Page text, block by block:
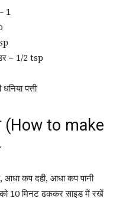
1
– 1/2 tsp
पत्ती
(How to make
कप दही, आधा कप पानी
10 मिनट ढककर साइड में रखें